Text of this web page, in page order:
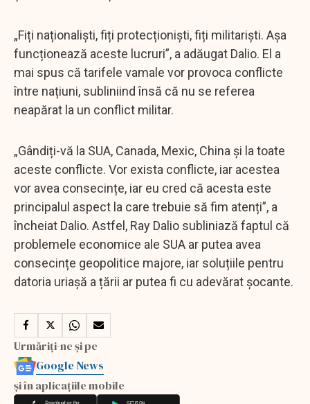
„Fiți naționaliști, fiți protecționiști, fiți militariști. Așa
funcționează aceste lucruri”, a adăugat Dalio. El a
mai spus că tarifele vamale vor provoca conflicte
între națiuni, subliniind însă că nu se referea
neapărat la un conflict militar.
„Gândiți-vă la SUA, Canada, Mexic, China și la toate
aceste conflicte. Vor exista conflicte, iar acestea
vor avea consecințe, iar eu cred că acesta este
principalul aspect la care trebuie să fim atenți”, a
încheiat Dalio. Astfel, Ray Dalio subliniază faptul că
problemele economice ale SUA ar putea avea
consecințe geopolitice majore, iar soluțiile pentru
datoria uriașă a țării ar putea fi cu adevărat șocante.
Urmăriți-ne și pe
Google News
și în aplicațiile mobile